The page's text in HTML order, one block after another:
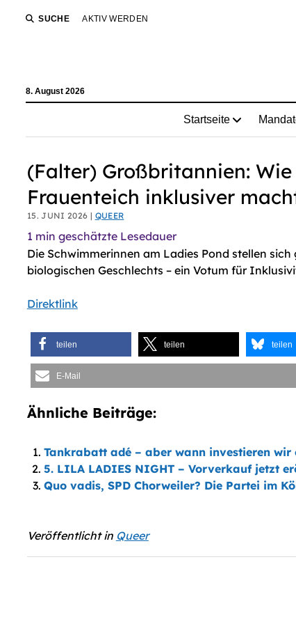
SUCHE AKTIV WERDEN
8. August 2026
Startseite
(Falter) Großbritannien:
Frauenteich inklusiver
15. JUNI 2026 | QUEER
1 min geschätzte Lesedauer
Die Schwimmerinnen am Ladies Pond stellen
biologischen Geschlechts – ein Votum für
Direktlink
teilen teilen teilen
E-Mail
Ähnliche Beiträge:
Tankrabatt adé – aber wann investieren wir
5. LILA LADIES NIGHT – Vorverkauf jetzt
Quo vadis, SPD Chorweiler? Die Partei im
Veröffentlicht in Queer